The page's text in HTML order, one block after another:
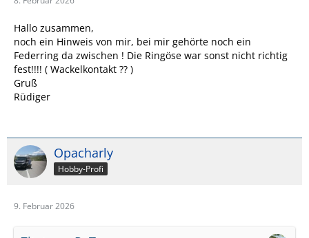
Hallo zusammen,
noch ein Hinweis von mir, bei mir gehörte noch ein
Federring da zwischen ! Die Ringöse war sonst nicht richtig
fest!!!! ( Wackelkontakt ?? )
Gruß
Rüdiger
Opacharly
Hobby-Profi
9. Februar 2026